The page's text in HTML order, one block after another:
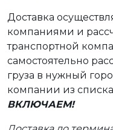
Доставка
компаниями и
транспортной
самостоятельно
груза в нужный
компании из
ВКЛЮЧАЕМ!